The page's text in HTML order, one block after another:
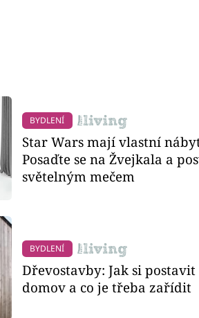
BYDLENÍ
Star Wars mají vlastní
Posaďte se na Žvejkala a
světelným mečem
BYDLENÍ
Dřevostavby: Jak si
domov a co je třeba zařídit